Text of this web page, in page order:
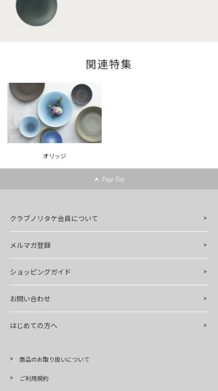
関連特集
オリッジ
Page Top
クラブノリタケ会員について
メルマガ登録
ショッピングガイド
お問い合わせ
はじめての方へ
商品のお取り扱いについて
ご利用規約